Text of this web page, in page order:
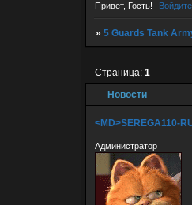
Привет, Гость! Войдите
» 5 Guards Tank
Новости
Страница: 1
<MD>SEREGA110-
Администратор